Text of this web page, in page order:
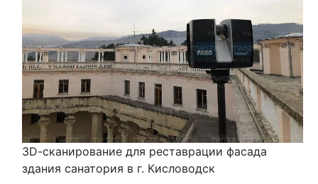
3D-cканирование для реставрации фасада
здания санатория в г. Кисловодск